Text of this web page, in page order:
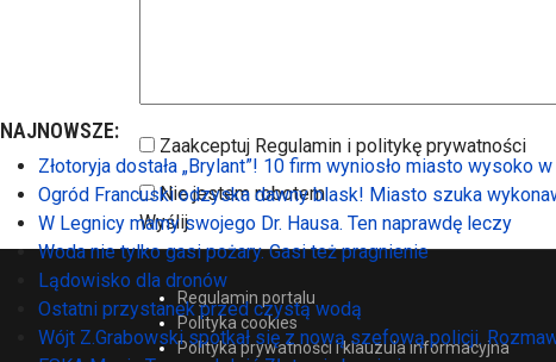
Zaakceptuj Regulamin i politykę prywatności
Nie jestem robotem
Wyślij
Regulamin portalu
Polityka cookies
Polityka prywatności i klauzula informacyjna
NAJNOWSZE:
Złotoryja dostała „Brylant”! 10 firm wyniosło miasto wysoko
Ogród Francuski odzyska dawny blask! Miasto szuka
W Legnicy mamy swojego Dr. Hausa. Ten naprawdę leczy
Woda nie tylko gasi pożary. Gasi też pragnienie
Lądowisko dla dronów
Ostatni przystanek przed czystą wodą
Wójt Z.Grabowski spotkał się z nową szefową policji.